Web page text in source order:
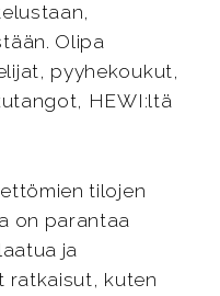
Olipa
pyyhekoukut,
HEWI:ltä
tilojen
on parantaa
ja
ratkaisut, kuten